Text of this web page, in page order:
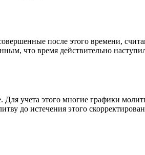
после этого времени,
что время действительно
учета этого многие графики
до истечения этого